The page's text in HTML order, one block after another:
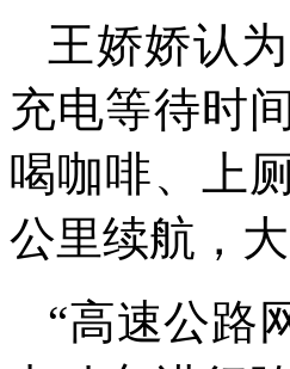
王娇娇认
充电等待时
喝咖啡、上
公里续航，
“高速公路